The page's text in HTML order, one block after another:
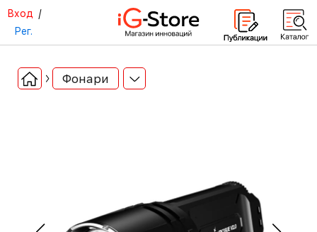
Вход /
Рег.
Фонари